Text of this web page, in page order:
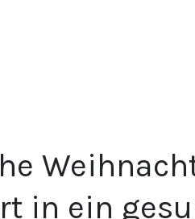
in ein